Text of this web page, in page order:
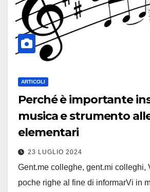
ARTICOLI
Perché è importante
musica e strumento
elementari
23 LUGLIO 2024
Gent.me colleghe, gent.mi colleghi,
poche righe al fine di informarVi in